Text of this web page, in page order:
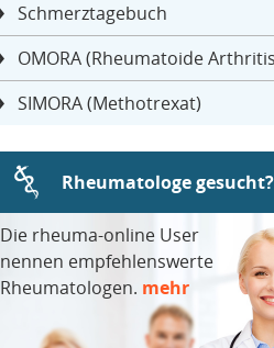
Schmerztagebuch
OMORA (Rheumatoide
SIMORA (Methotrexat)
Rheumatologe gesucht?
Die rheuma-online User
nennen empfehlenswerte
Rheumatologen. mehr